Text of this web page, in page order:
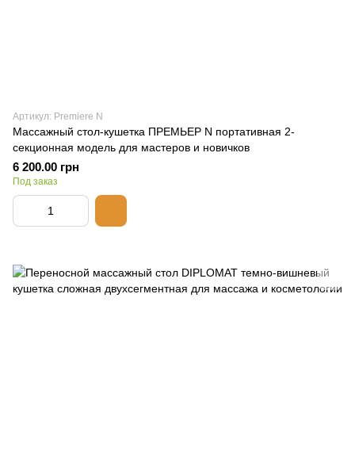
Артикул: Premiere N
Массажный стол-кушетка ПРЕМЬЕР N портативная 2-
секционная модель для мастеров и новичков
6 200.00 грн
Под заказ